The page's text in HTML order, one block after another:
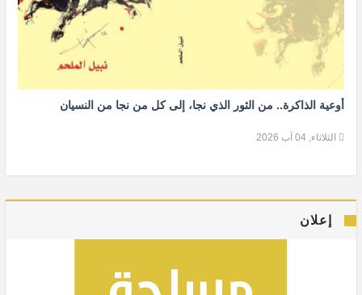
أوعية الذاكرة.. من الثور الذي نجا، إلى كل من نجا من النسيان
الثلاثاء, 04 آب 2026
إعلان